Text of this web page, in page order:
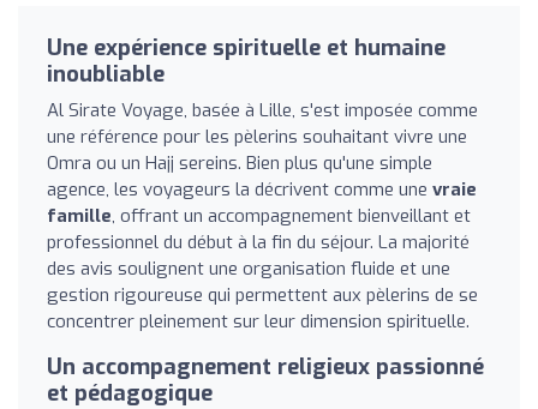
Une expérience spirituelle et humaine
inoubliable
Al Sirate Voyage, basée à Lille, s'est imposée comme
une référence pour les pèlerins souhaitant vivre une
Omra ou un Hajj sereins. Bien plus qu'une simple
agence, les voyageurs la décrivent comme une vraie
famille, offrant un accompagnement bienveillant et
professionnel du début à la fin du séjour. La majorité
des avis soulignent une organisation fluide et une
gestion rigoureuse qui permettent aux pèlerins de se
concentrer pleinement sur leur dimension spirituelle.
Un accompagnement religieux passionné
et pédagogique